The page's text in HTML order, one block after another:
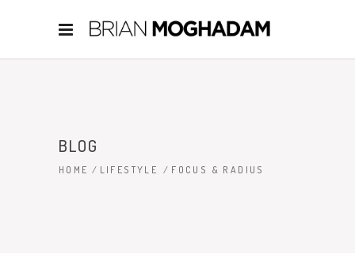
BLOG
HOME / LIFESTYLE / FOCUS & RADIUS